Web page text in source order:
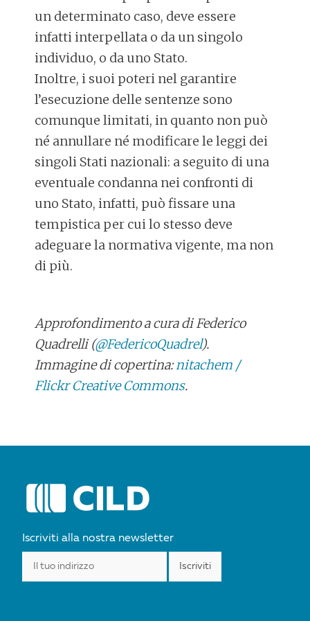
un determinato caso, deve essere
infatti interpellata o da un singolo
individuo, o da uno Stato.
Inoltre, i suoi poteri nel garantire
l’esecuzione delle sentenze sono
comunque limitati, in quanto non può
né annullare né modificare le leggi dei
singoli Stati nazionali: a seguito di una
eventuale condanna nei confronti di
uno Stato, infatti, può fissare una
tempistica per cui lo stesso deve
adeguare la normativa vigente, ma non
di più.
Approfondimento a cura di Federico
Quadrelli (@FedericoQuadrel).
Immagine di copertina:nitachem /
Flickr Creative Commons.
POST
Iscriviti alla nostra newsletter